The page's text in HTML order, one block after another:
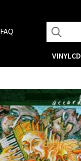
FAQ
VINYLCD